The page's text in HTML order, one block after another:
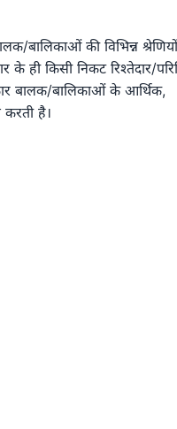
बालिकाओं की विभिन्न
ही किसी निकट रिश्तेदार/
बालक/बालिकाओं के आर्थिक,
करती है।